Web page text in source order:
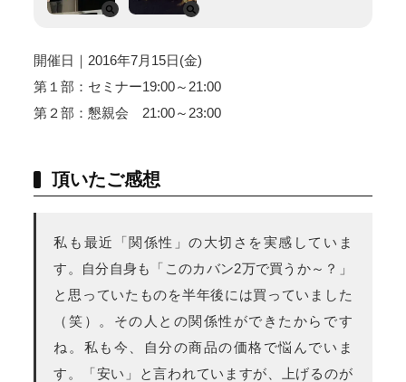
開催日｜2016年7月15日(金)
第１部：セミナー19:00～21:00
第２部：懇親会 21:00～23:00
頂いたご感想
私も最近「関係性」の大切さを実感していま
す。自分自身も「このカバン2万で買うか～？」
と思っていたものを半年後には買っていました
（笑）。その人との関係性ができたからです
ね。私も今、自分の商品の価格で悩んでいま
す。「安い」と言われていますが、上げるのが